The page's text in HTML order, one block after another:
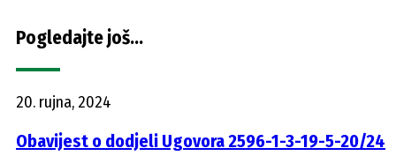
Pogledajte još...
20. rujna, 2024
Obavijest o dodjeli Ugovora 2596-1-3-19-5-20/24